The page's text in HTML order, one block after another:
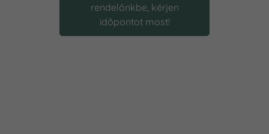
rendelőnkbe, kérjen
időpontot most!